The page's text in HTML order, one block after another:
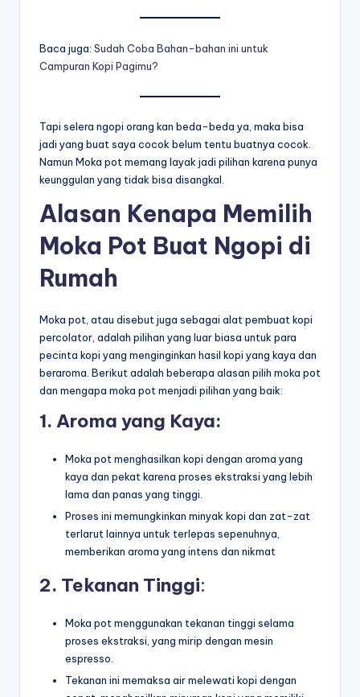
Baca juga: Sudah Coba Bahan-bahan ini untuk
Campuran Kopi Pagimu?
Tapi selera ngopi orang kan beda-beda ya, maka bisa
jadi yang buat saya cocok belum tentu buatnya cocok.
Namun Moka pot memang layak jadi pilihan karena punya
keunggulan yang tidak bisa disangkal.
Alasan Kenapa Memilih
Moka Pot Buat Ngopi di
Rumah
Moka pot, atau disebut juga sebagai alat pembuat kopi
percolator, adalah pilihan yang luar biasa untuk para
pecinta kopi yang menginginkan hasil kopi yang kaya dan
beraroma. Berikut adalah beberapa alasan pilih moka pot
dan mengapa moka pot menjadi pilihan yang baik:
1. Aroma yang Kaya:
Moka pot menghasilkan kopi dengan aroma yang
kaya dan pekat karena proses ekstraksi yang lebih
lama dan panas yang tinggi.
Proses ini memungkinkan minyak kopi dan zat-zat
terlarut lainnya untuk terlepas sepenuhnya,
memberikan aroma yang intens dan nikmat
2. Tekanan Tinggi:
Moka pot menggunakan tekanan tinggi selama
proses ekstraksi, yang mirip dengan mesin
espresso.
Tekanan ini memaksa air melewati kopi dengan